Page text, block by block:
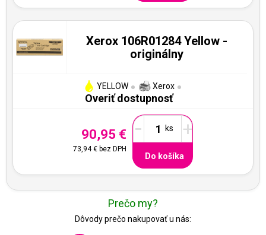
Xerox 106R01284 Yellow -
originálny
YELLOW Xerox
Overiť dostupnosť
90,95 €
73,94 € bez DPH
- +
Do košíka
Prečo my?
Dôvody prečo nakupovať u nás: